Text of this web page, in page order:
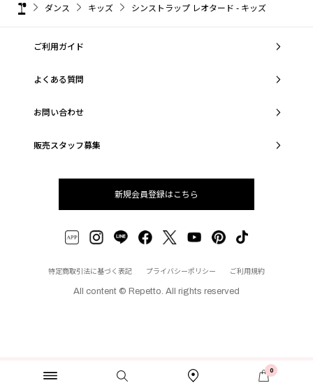
0
ダンス キッズ シンストラップ レオタード - キッズ
ご利用ガイド
よくある質問
お問い合わせ
販売スタッフ募集
新規会員登録はこちら
特定商取引法に基づく表記 プライバシーポリシー ご利用規約
All content © Repetto. All rights reserved